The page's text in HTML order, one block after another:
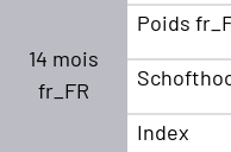
14 mois
fr_FR
Poids
Index